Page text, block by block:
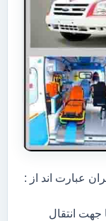
عبارت اند از :
جهت انتقال